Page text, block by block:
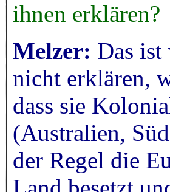
ihnen erklären?
Melzer: Das ist
nicht erklären,
dass sie
(Australien,
der Regel die